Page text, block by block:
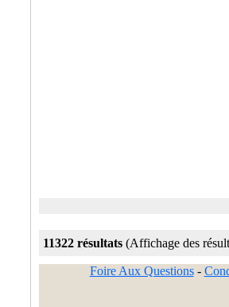
11322 résultats (Affichage des
Foire Aux Questions-